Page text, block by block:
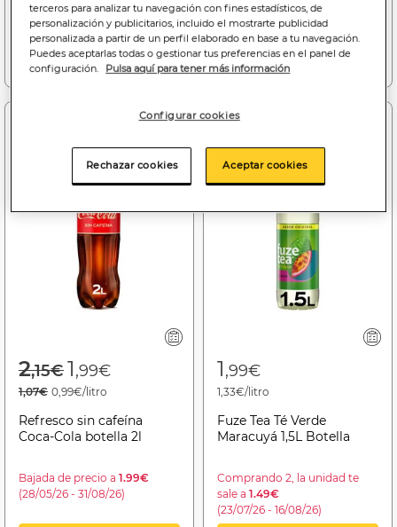
(06/08/26 - 16/08/26)
Añadir a la cesta
(13/06/26 - 31/08/26)
Añadir a la cesta
Price reduced from
2,15€to
1,99€
1,07€ 0,99€/litro
Refresco sin cafeína
Coca-Cola botella 2l
Bajada de precio a 1.99€
(28/05/26 - 31/08/26)
Dto. 2 uds
1,99€
1,33€/litro
Fuze Tea Té Verde
Maracuyá 1,5L Botella
Comprando 2, la unidad te
sale a 1.49€
(23/07/26 - 16/08/26)
terceros para analizar tu navegación con fines estadísticos, de
personalización y publicitarios, incluido el mostrarte publicidad
personalizada a partir de un perfil elaborado en base a tu navegación.
Puedes aceptarlas todas o gestionar tus preferencias en el panel de
configuración.
Pulsa aquí para tener más información
Configurar cookies
Rechazar cookies Aceptar cookies